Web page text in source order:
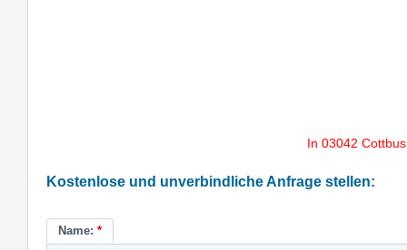
In 03042
Kostenlose und unverbindliche Anfrage stellen:
Name: *